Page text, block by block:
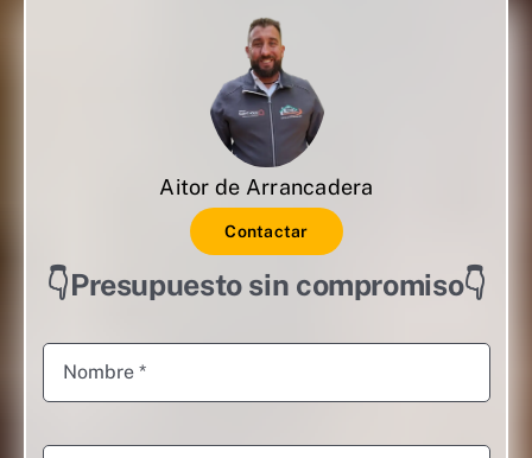
Aitor de Arrancadera
Contactar
👇Presupuesto sin compromiso👇